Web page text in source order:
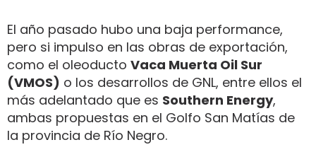
El año pasado hubo una baja performance,
pero si impulso en las obras de exportación,
como el oleoducto Vaca Muerta Oil Sur
(VMOS) o los desarrollos de GNL, entre ellos el
más adelantado que es Southern Energy,
ambas propuestas en el Golfo San Matías de
la provincia de Río Negro.